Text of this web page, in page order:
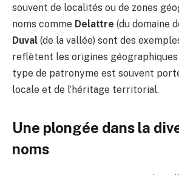
souvent de localités ou de zones
noms comme Delattre (du domaine
Duval (de la vallée) sont des
reflètent les origines géographiques
type de patronyme est souvent
locale et de l’héritage territorial.
Une plongée dans la
noms